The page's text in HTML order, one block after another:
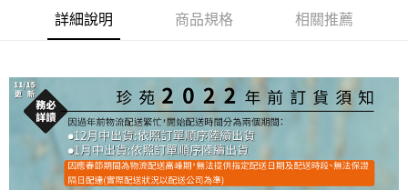
詳細說明 商品規格 相關推薦